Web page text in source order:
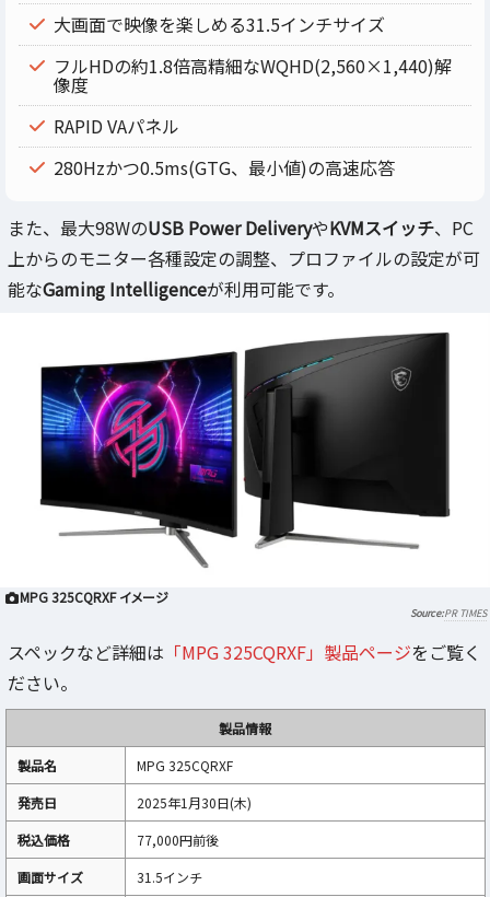
大画面で映像を楽しめる31.5インチサイズ
フルHDの約1.8倍高精細なWQHD(2,560×1,440)解
像度
RAPID VAパネル
280Hzかつ0.5ms(GTG、最小値)の高速応答
また、最大98WのUSB Power DeliveryやKVMスイッチ、PC
上からのモニター各種設定の調整、プロファイルの設定が可
能なGaming Intelligenceが利用可能です。
MPG 325CQRXF イメージ
PR TIMES
スペックなど詳細は 「MPG 325CQRXF」製品ページをご覧く
ださい。
製品情報
製品名
MPG 325CQRXF
発売日
2025年1月30日(木)
税込価格
77,000円前後
画面サイズ
31.5インチ